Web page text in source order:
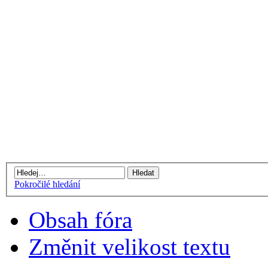
Pokročilé hledání
Obsah fóra
Změnit velikost textu